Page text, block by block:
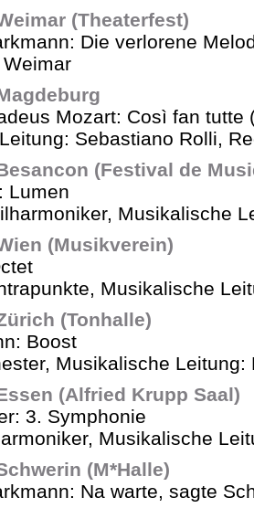
(Theaterfest)
Die verlorene
Mozart: Così fan tutte
Sebastiano Rolli,
(Festival de
Lumen
Musikalische
(Musikverein)
Musikalische
(Tonhalle)
Boost
Musikalische Leitung:
(Alfried Krupp Saal)
3. Symphonie
Musikalische
(M*Halle)
Na warte, sagte